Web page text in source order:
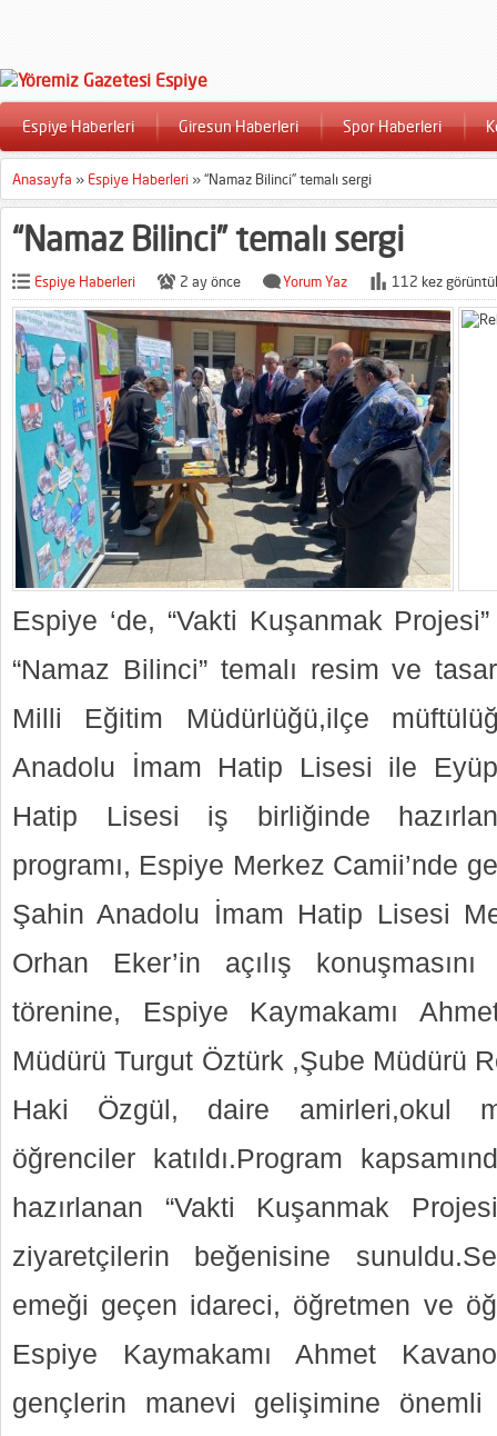
Espiye Haberleri Giresun Haberleri Spor Haberleri
Anasayfa » Espiye Haberleri »“Namaz Bilinci” temalı sergi
“Namaz Bilinci” temalı sergi
Espiye Haberleri 2 ay önce Yorum Yaz 112 kez
Espiye ‘de, “Vakti Kuşanmak
“Namaz Bilinci” temalı resim ve
Milli Eğitim Müdürlüğü,ilçe
Anadolu İmam Hatip Lisesi ile
Hatip Lisesi iş birliğinde
programı, Espiye Merkez Camii’nde
Şahin Anadolu İmam Hatip Lisesi
Orhan Eker’in açılış konuşmasını
törenine, Espiye Kaymakamı
Müdürü Turgut Öztürk ,Şube Müdürü
Haki Özgül, daire amirleri,okul
öğrenciler katıldı.Program
hazırlanan “Vakti Kuşanmak
ziyaretçilerin beğenisine
emeği geçen idareci, öğretmen ve
Espiye Kaymakamı Ahmet
gençlerin manevi gelişimine önemli